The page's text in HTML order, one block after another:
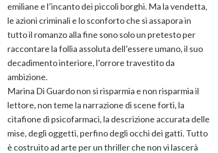
emiliane e l’incanto dei piccoli borghi. Ma la vendetta,
le azioni criminali e lo sconforto che si assapora in
tutto il romanzo alla fine sono solo un pretesto per
raccontare la follia assoluta dell’essere umano, il suo
decadimento interiore, l’orrore travestito da
ambizione.
Marina Di Guardo non si risparmia e non risparmia il
lettore, non teme la narrazione di scene forti, la
citafione di psicofarmaci, la descrizione accurata delle
mise, degli oggetti, perfino degli occhi dei gatti. Tutto
è costruito ad arte per un thriller che non vi lascerà